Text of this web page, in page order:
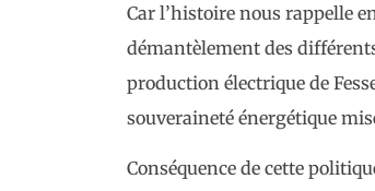
Car l’histoire nous rappelle
démantèlement des
production électrique de
souveraineté énergétique
Conséquence de cette